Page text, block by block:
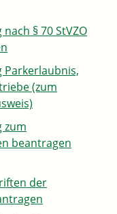
§ 70 StVZO
Parkerlaubnis,
(zum
zum
beantragen
der